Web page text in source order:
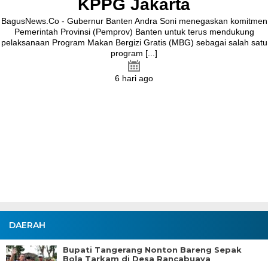
Bersama
BagusNews.Co – Bupati Tangerang Moch. Maesyal Rasyid,
melakukan peletakan batu pertama (Groundbreaking) rekonstruksi
Jalan Ceplak–Penjamuran dan Jalan Penjamuran–Kronjo, awal
Agustus 2026.Pada acara tersebut, Bupati Maesyal [...]
5 hari ago
DAERAH
Bupati Tangerang Nonton Bareng Sepak
Bola Tarkam di Desa Rancabuaya